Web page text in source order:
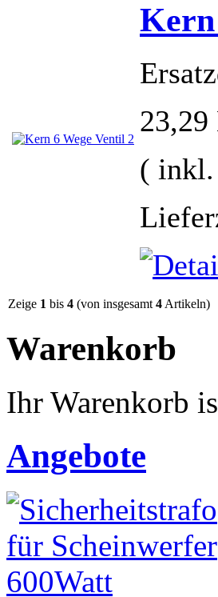
23,29
(
Zeige 1 bis 4 (von insgesamt 4 Artikeln)
Warenkorb
Ihr Warenkorb
Angebote